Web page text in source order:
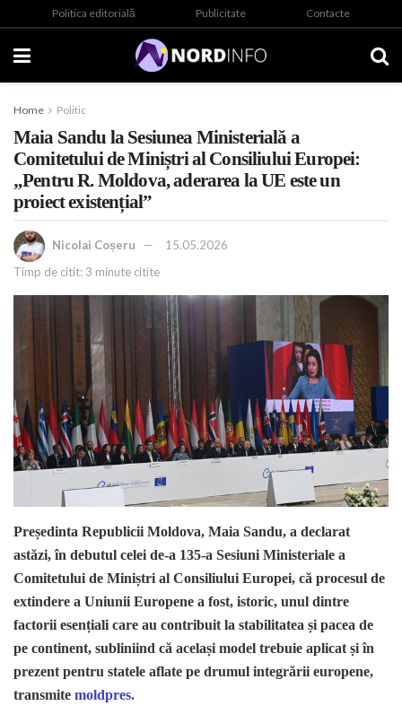
Politica editorială Publicitate Contacte
Home Politic
Maia Sandu la Sesiunea Ministerială a
Comitetului de Miniștri al Consiliului Europei:
„Pentru R. Moldova, aderarea la UE este un
proiect existențial”
Nicolai Coșeru
15.05.2026
Timp de citit: 3 minute citite
Președinta Republicii Moldova, Maia Sandu, a declarat
astăzi, în debutul celei de-a 135-a Sesiuni Ministeriale a
Comitetului de Miniștri al Consiliului Europei, că procesul de
extindere a Uniunii Europene a fost, istoric, unul dintre
factorii esențiali care au contribuit la stabilitatea și pacea de
pe continent, subliniind că același model trebuie aplicat și în
prezent pentru statele aflate pe drumul integrării europene,
transmite moldpres.